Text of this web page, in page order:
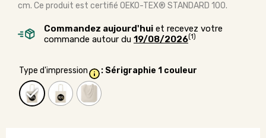
cm. Ce produit est certifié OEKO-TEX® STANDARD 100.
Commandez aujourd'hui et recevez votre
commande autour du 19/08/2026(1)
Type d'impression : Sérigraphie 1 couleur